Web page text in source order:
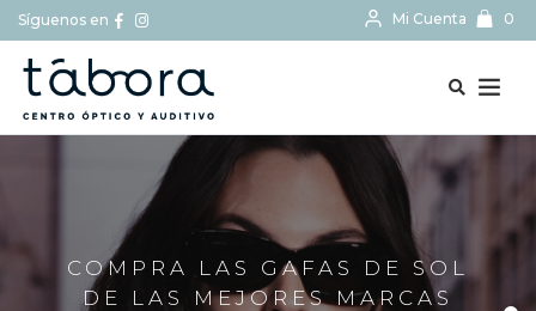
Síguenos en Mi Cuenta 0
COMPRA LAS GAFAS DE SOL
DE LAS MEJORES MARCAS